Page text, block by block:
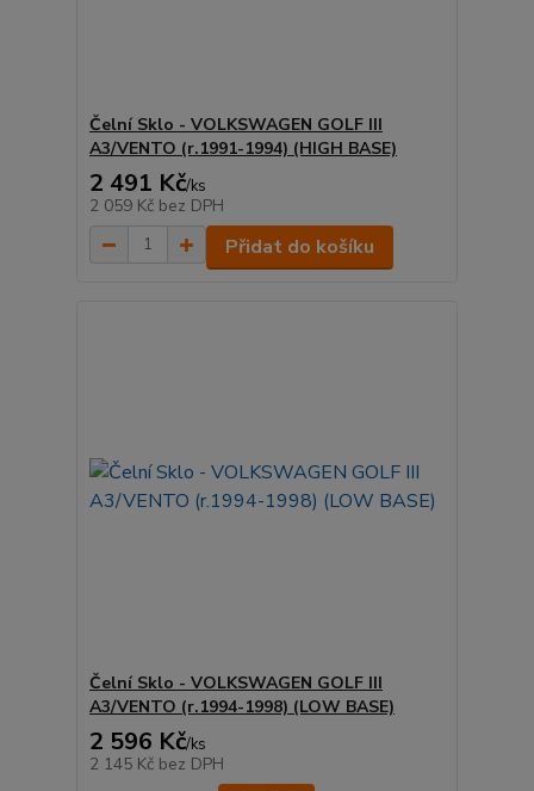
Čelní Sklo - VOLKSWAGEN GOLF III
A3/VENTO (r.1991-1994) (HIGH BASE)
2 491 Kč/ks
2 059 Kč bez DPH
Přidat do košíku
Čelní Sklo - VOLKSWAGEN GOLF III
A3/VENTO (r.1994-1998) (LOW BASE)
2 596 Kč/ks
2 145 Kč bez DPH